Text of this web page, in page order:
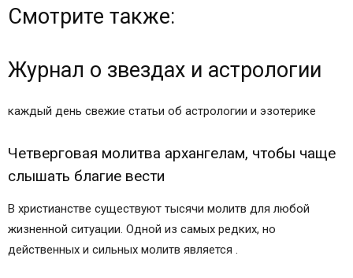
Смотрите также:
Журнал о звездах и астрологии
каждый день свежие статьи об астрологии и эзотерике
Четверговая молитва архангелам, чтобы чаще
слышать благие вести
В христианстве существуют тысячи молитв для любой
жизненной ситуации. Одной из самых редких, но
действенных и сильных молитв является .